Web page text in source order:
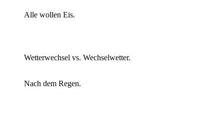
Alle wollen Eis.
Wetterwechsel vs. Wechselwetter.
Nach dem Regen.